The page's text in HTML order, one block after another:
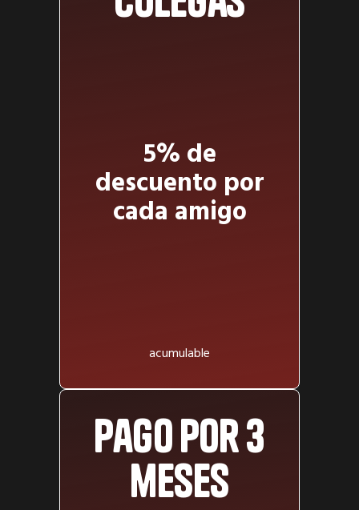
5% de
descuento por
cada amigo
acumulable
Pago por 3
meses